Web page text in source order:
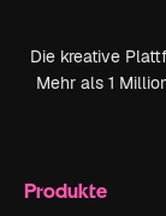
Die kreative
Mehr als 1
Produkte